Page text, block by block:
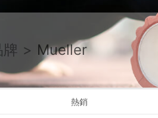
牌 > Mueller
熱銷